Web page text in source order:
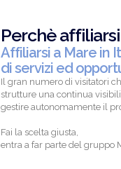
Perchè
Affiliarsi a Mare in
di servizi ed
Il gran numero di visitatori
strutture una continua
gestire autonomamente il
Fai la scelta giusta,
entra a far parte del gruppo